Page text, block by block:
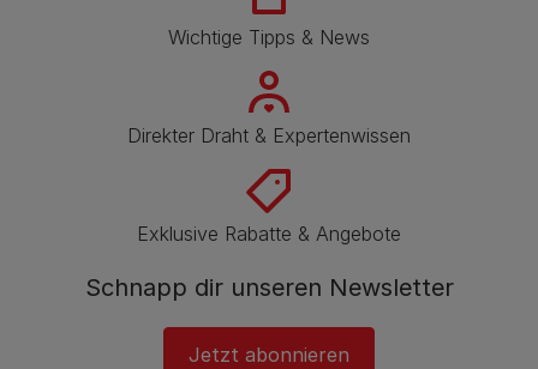
Wichtige Tipps & News
Direkter Draht & Expertenwissen
Exklusive Rabatte & Angebote
Schnapp dir unseren Newsletter
Jetzt abonnieren